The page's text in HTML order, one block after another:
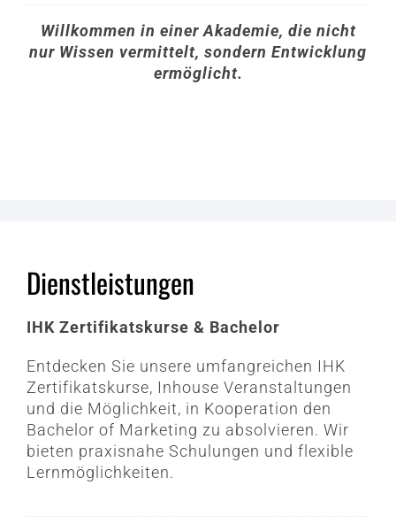
Willkommen in einer Akademie, die nicht
nur Wissen vermittelt, sondern Entwicklung
ermöglicht.
Dienstleistungen
IHK Zertifikatskurse & Bachelor
Entdecken Sie unsere umfangreichen IHK
Zertifikatskurse, Inhouse Veranstaltungen
und die Möglichkeit, in Kooperation den
Bachelor of Marketing zu absolvieren. Wir
bieten praxisnahe Schulungen und flexible
Lernmöglichkeiten.